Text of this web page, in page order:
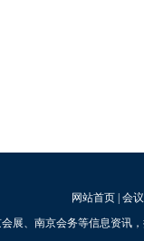
网站首页| 会
展、南京会务等信息资讯